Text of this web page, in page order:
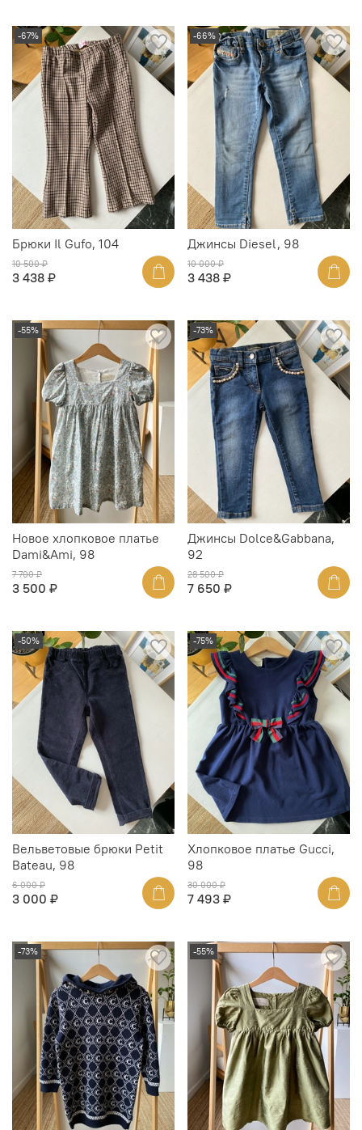
-67%
Брюки Il Gufo, 104
10 500 ₽
3 438 ₽
-66%
Джинсы Diesel, 98
10 000 ₽
3 438 ₽
-55%
Новое хлопковое платье
Dami&Ami, 98
7 700 ₽
3 500 ₽
-73%
Джинсы Dolce&Gabbana,
92
28 500 ₽
7 650 ₽
-50%
Вельветовые брюки Petit
Bateau, 98
6 000 ₽
3 000 ₽
-75%
Хлопковое платье Gucci,
98
30 000 ₽
7 493 ₽
-73% -55%